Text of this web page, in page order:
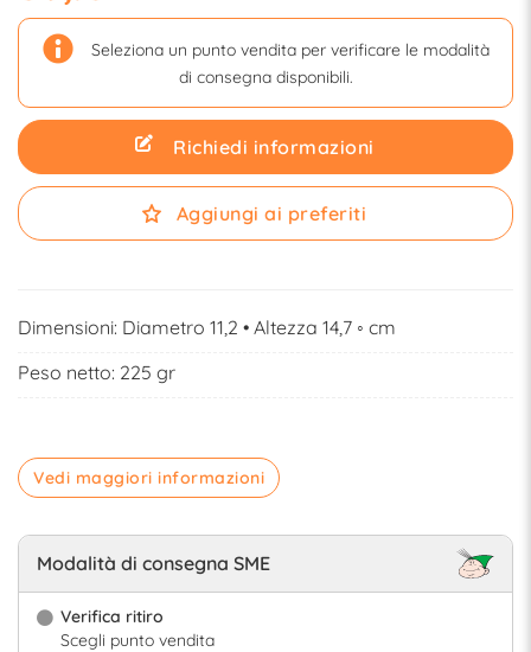
Seleziona un punto vendita per verificare le modalità
di consegna disponibili.
Richiedi informazioni
Aggiungi ai preferiti
Dimensioni: Diametro 11,2 • Altezza 14,7 ◦ cm
Peso netto: 225 gr
Vedi maggiori informazioni
Modalità di consegna SME
Verifica ritiro
Scegli punto vendita